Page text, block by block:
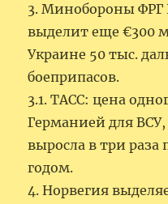
3. Минобороны ФРГ
выделит еще €300
Украине 50 тыс.
боеприпасов.
3.1. ТАСС: цена
Германией для ВСУ,
выросла в три раза
годом.
4. Норвегия